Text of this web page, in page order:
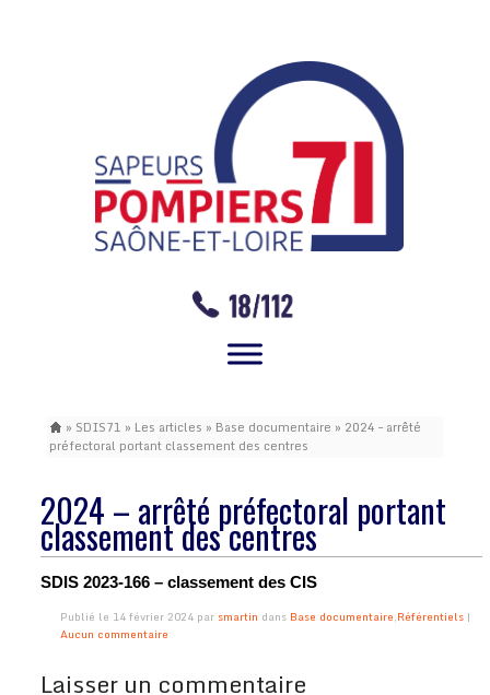
» SDIS71 » Les articles » Base documentaire » 2024 – arrêté
préfectoral portant classement des centres
2024 – arrêté préfectoral portant
classement des centres
SDIS 2023-166 – classement des CIS
Publié le 14 février 2024 par smartin dans Base documentaire,Référentiels |
Aucun commentaire
Laisser un commentaire